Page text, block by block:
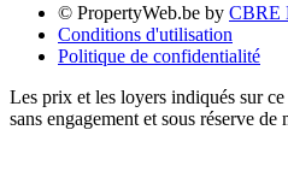
© PropertyWeb.be by CBRE
Conditions d'utilisation
Politique de confidentialité
Les prix et les loyers indiqués sur
sans engagement et sous réserve de